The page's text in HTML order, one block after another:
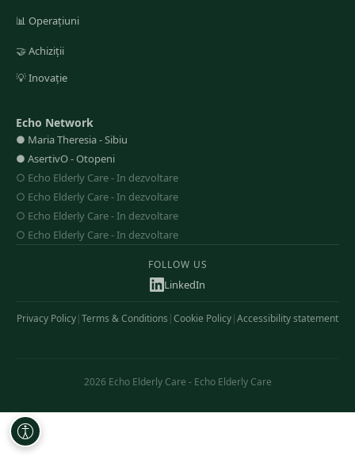
📊 Operațiuni
🤝 Achiziții
💡Inovație
Echo Network
● Maria Theresia-Sibiu
● AsertivO-Otopeni
○ Echo Elderly Care-In dezvoltare
○ Echo Elderly Care-In dezvoltare
○ Echo Elderly Care-In dezvoltare
○ Echo Elderly Care-In dezvoltare
FOLLOW US
LinkedIn
Privacy Policy|Terms & Conditions |Cookie Policy|Accessibility statement
2026 Echo Elderly Care - Echo Elderly Care